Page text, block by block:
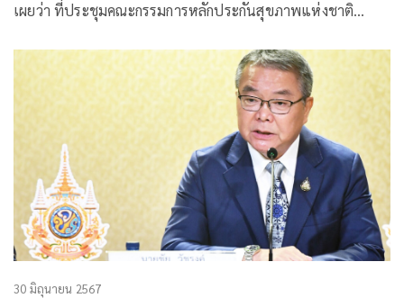
เผยว่า ที่ประชุมคณะกรรมการหลักประกันสุขภาพแห่งชาติ
30 มิถุนายน 2567